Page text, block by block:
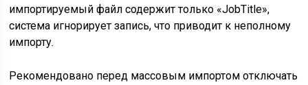
импортируемый файл содержит только «JobTitle»,
система игнорирует запись, что приводит к неполному
импорту.
Рекомендовано перед массовым импортом отключать